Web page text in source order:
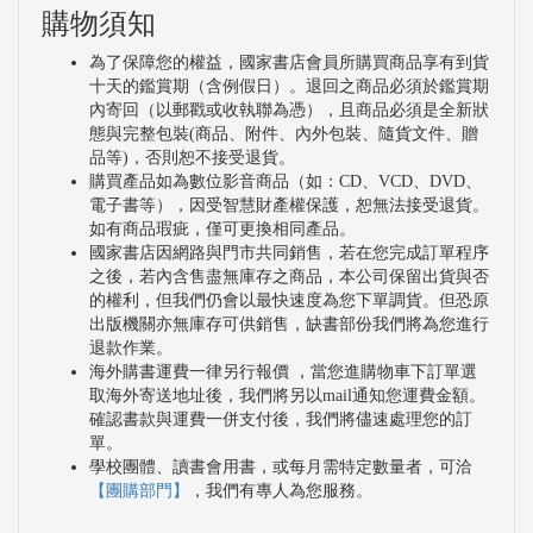
購物須知
為了保障您的權益，國家書店會員所購買商品享有到貨
十天的鑑賞期（含例假日）。退回之商品必須於鑑賞期
內寄回（以郵戳或收執聯為憑），且商品必須是全新狀
態與完整包裝(商品、附件、內外包裝、隨貨文件、贈
品等)，否則恕不接受退貨。
購買產品如為數位影音商品（如：CD、VCD、DVD、
電子書等），因受智慧財產權保護，恕無法接受退貨。
如有商品瑕疵，僅可更換相同產品。
國家書店因網路與門市共同銷售，若在您完成訂單程序
之後，若內含售盡無庫存之商品，本公司保留出貨與否
的權利，但我們仍會以最快速度為您下單調貨。但恐原
出版機關亦無庫存可供銷售，缺書部份我們將為您進行
退款作業。
海外購書運費一律另行報價 ，當您進購物車下訂單選
取海外寄送地址後，我們將另以mail通知您運費金額。
確認書款與運費一併支付後，我們將儘速處理您的訂
單。
學校團體、讀書會用書，或每月需特定數量者，可洽
【團購部門】
，我們有專人為您服務。